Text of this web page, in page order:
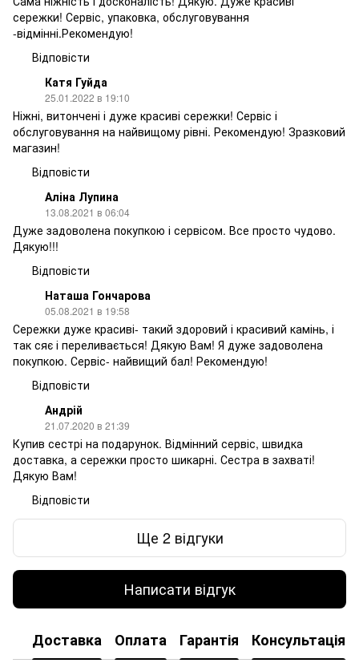
сережки! Сервіс, упаковка, обслуговування
-відмінні.Рекомендую!
Відповісти
Катя Гуйда
25.01.2022 в 19:10
Ніжні, витончені і дуже красиві сережки! Сервіс і
обслуговування на найвищому рівні. Рекомендую! Зразковий
магазин!
Відповісти
Аліна Лупина
13.08.2021 в 06:04
Дуже задоволена покупкою і сервісом. Все просто чудово.
Дякую!!!
Відповісти
Наташа Гончарова
05.08.2021 в 19:58
Сережки дуже красиві- такий здоровий і красивий камінь, і
так сяє і переливається! Дякую Вам! Я дуже задоволена
покупкою. Сервіс- найвищий бал! Рекомендую!
Відповісти
Андрій
21.07.2020 в 21:39
Купив сестрі на подарунок. Відмінний сервіс, швидка
доставка, а сережки просто шикарні. Сестра в захваті!
Дякую Вам!
Відповісти
Ще 2 відгуки
Написати відгук
Доставка Оплата Гарантія Консультація